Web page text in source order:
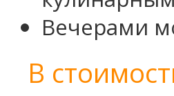
Вечерами
В